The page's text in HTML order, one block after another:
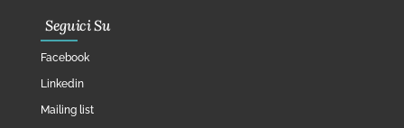
Seguici Su
Facebook
Linkedin
Mailing list